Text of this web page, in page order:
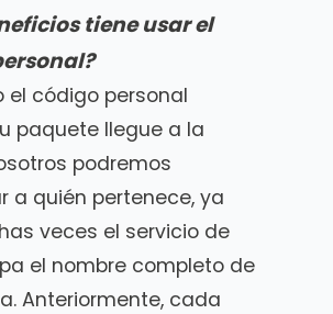
tiene usar el
el código personal
paquete llegue a la
podremos
a quién pertenece, ya
veces el servicio de
el nombre completo de
Anteriormente, cada